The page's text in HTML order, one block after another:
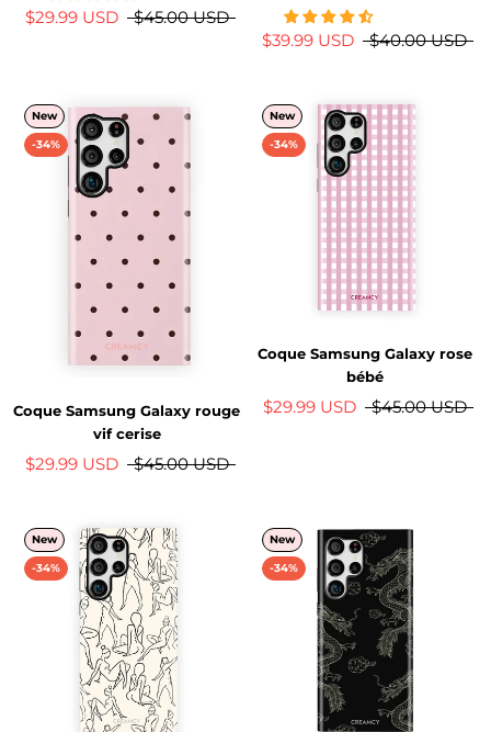
$29.99 USD $45.00 USD
$39.99 USD $40.00 USD
New
-34%
Coque Samsung Galaxy rouge
vif cerise
$29.99 USD $45.00 USD
New
-34%
Coque Samsung Galaxy rose
bébé
$29.99 USD $45.00 USD
New
-34%
New
-34%